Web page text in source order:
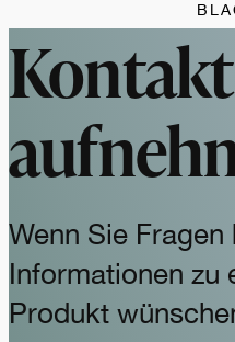
Kontakt
Wenn Sie
Informationen zu
Produkt